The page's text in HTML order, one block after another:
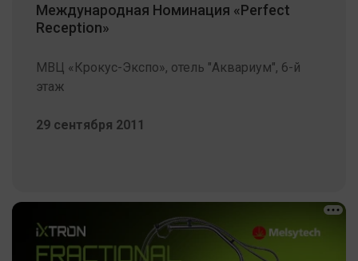
Международная Номинация «Perfect
Reception»
МВЦ «Крокус-Экспо», отель "Аквариум", 6-й
этаж
29 сентября 2011